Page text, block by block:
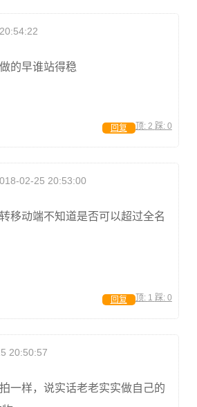
的早谁站得稳
顶: 2 踩: 0
回复
02-25 20:53:00
移动端不知道是否可以超过全名
顶: 1 踩: 0
回复
20:50:57
一样，说实话老老实实做自己的